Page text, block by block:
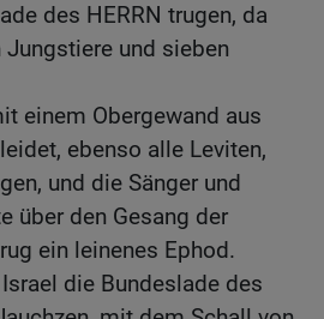
des HERRN trugen, da
und sieben
einem Obergewand aus
ebenso alle Leviten,
und die Sänger und
über den Gesang der
ein leinenes Ephod.
die Bundeslade des